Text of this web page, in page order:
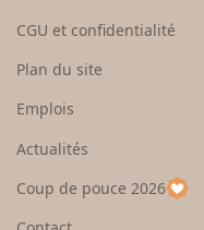
e
u
p
a
CGU et confidentialité
Plan du site
Emplois
Actualités
Coup de pouce 2026